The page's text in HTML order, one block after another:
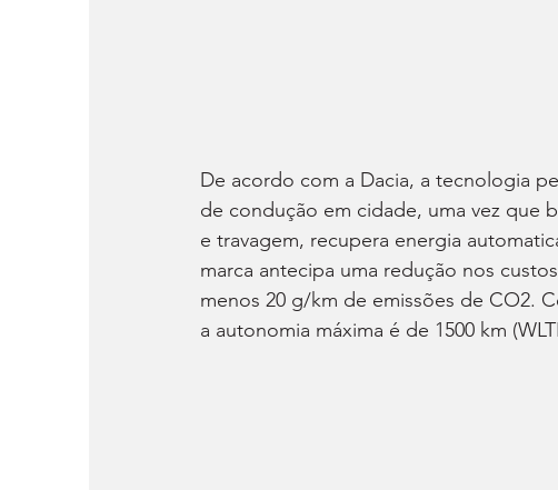
De acordo com a Dacia, a tecnologia
de condução em cidade, uma vez que
e travagem, recupera energia
marca antecipa uma redução nos
menos 20 g/km de emissões de CO2.
a autonomia máxima é de 1500 km